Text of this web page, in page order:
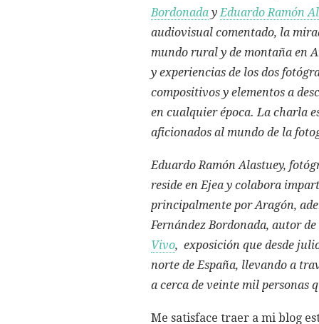
Bordonada yEduardo Ramón
audiovisual comentado, la
mundo rural y de montaña en
y experiencias de los dos
compositivos y elementos a
en cualquier época. La charla
aficionados al mundo de la
Eduardo Ramón Alastuey,
reside en Ejea y colabora
principalmente por Aragón,
Fernández Bordonada, autor
Vivo, exposición que desde
norte de España, llevando a
a cerca de veinte mil personas
Me satisface traer a mi blog